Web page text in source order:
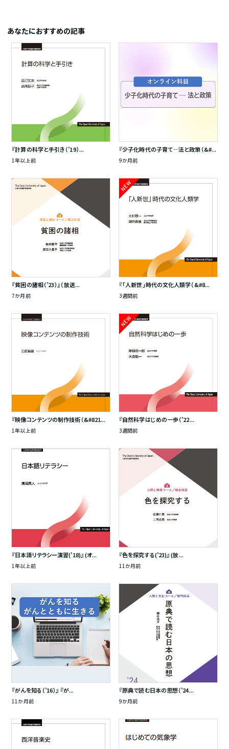
あなたにおすすめの記事
『計算の科学と手引き（’19）...
1年以上前
『少子化時代の子育て―法と政策（&#...
9か月前
『貧困の諸相（’23）』（放送...
7か月前
NEW
『「人新世」時代の文化人類学（&#8...
3週間前
『映像コンテンツの制作技術（&#821...
1年以上前
NEW
『自然科学はじめの一歩（’22...
3週間前
『日本語リテラシー演習(’18)』 (オ...
1年以上前
『色を探究する(’23)』 (放...
11か月前
『がんを知る（’16）』 『が...
11か月前
『原典で読む日本の思想（’24...
9か月前